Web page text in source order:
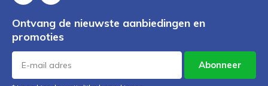
Ontvang de nieuwste aanbiedingen en
promoties
Abonneer